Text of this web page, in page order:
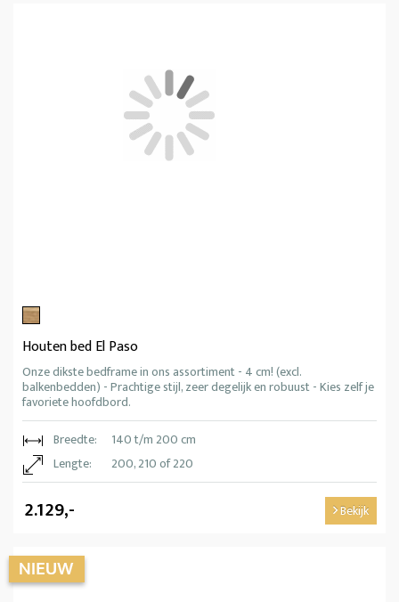
Houten bed El Paso
Onze dikste bedframe in ons assortiment - 4 cm! (excl.
balkenbedden) - Prachtige stijl, zeer degelijk en robuust - Kies zelf je
favoriete hoofdbord.
Breedte:
140 t/m 200 cm
Lengte:
200, 210 of 220
2.129,- Bekijk